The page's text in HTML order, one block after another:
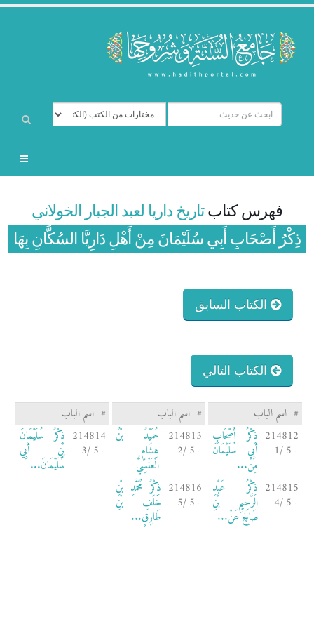
فهرس كتابتاريخ داريا لعبد الجبار الخولاني
ذِكْرُ أَصْحَابِ أَبِي سُلَيْمَانَ مِنْ أَهْلِ دَارِيَّا السُكَّانِ بِهَا
الكتاب السابق
الكتاب التالي
# اسم الباب # اسم الباب # اسم الباب
214812
- 5 /1
ذِكْرُ أَصْحَابِ
أَبِي سُلَيْمَانَ
مِنْ...
214813
- 5 /2
حُمَيْدُ بْنُ
هِشَامٍ
الْعَنْسِيُّ
214814
- 5 /3
ذِكْرُ سُلَيْمَانَ
بْنِ أَبِي
سُلَيْمَانَ...
214815
- 5 /4
ذِكْرُ عَبْدِ
الرَّحِيمِ بْنِ
صَالِحٍ عَنْ...
214816
- 5 /5
ذِكْرُ مُحَمَّدِ بْنِ
خَلَفِ بْنِ
طَارِقٍ...